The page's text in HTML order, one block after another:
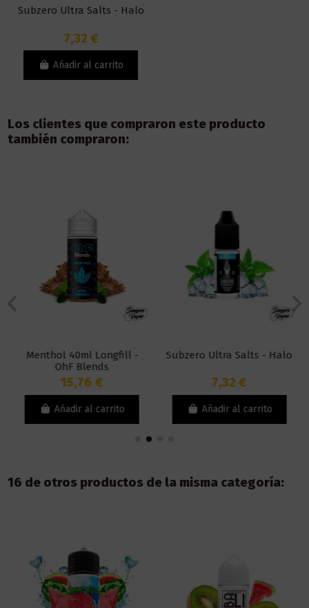
Subzero Ultra Salts - Halo
7,32 €
Añadir al carrito
Los clientes que compraron este producto
también compraron:
Menthol 40ml Longfill -
OhF Blends
15,76 €
Añadir al carrito
Subzero Ultra Salts - Halo
7,32 €
Añadir al carrito
16 de otros productos de la misma categoría: